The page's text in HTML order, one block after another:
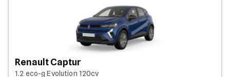
Renault Captur
1.2 eco-g Evolution 120cv